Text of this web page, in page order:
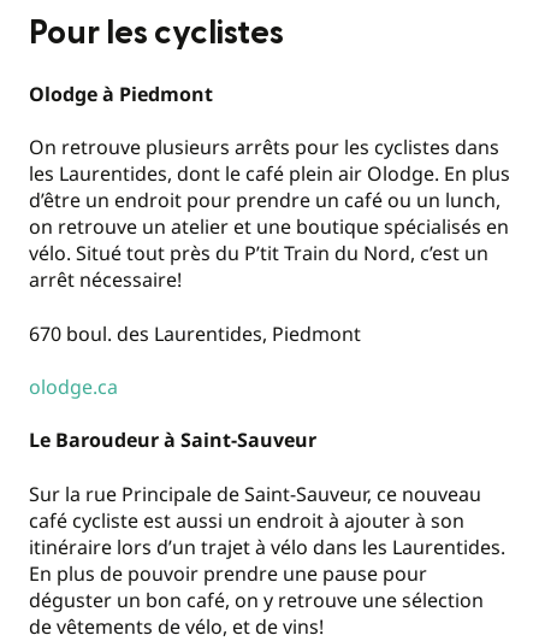
Pour les cyclistes
Olodge à Piedmont
On retrouve plusieurs arrêts pour les cyclistes dans
les Laurentides, dont le café plein air Olodge. En plus
d’être un endroit pour prendre un café ou un lunch,
on retrouve un atelier et une boutique spécialisés en
vélo. Situé tout près du P’tit Train du Nord, c’est un
arrêt nécessaire!
670 boul. des Laurentides, Piedmont
olodge.ca
Le Baroudeur à Saint-Sauveur
Sur la rue Principale de Saint-Sauveur, ce nouveau
café cycliste est aussi un endroit à ajouter à son
itinéraire lors d’un trajet à vélo dans les Laurentides.
En plus de pouvoir prendre une pause pour
déguster un bon café, on y retrouve une sélection
de vêtements de vélo, et de vins!